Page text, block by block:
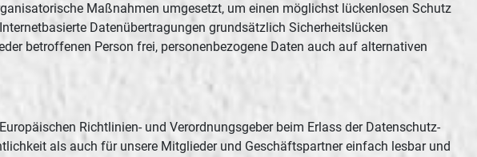
Maßnahmen umgesetzt, um einen möglichst lückenlosen Schutz
Datenübertragungen grundsätzlich Sicherheitslücken
betroffenen Person frei, personenbezogene Daten auch auf alternativen
Richtlinien- und Verordnungsgeber beim Erlass der Datenschutz-
als auch für unsere Mitglieder und Geschäftspartner einfach lesbar und